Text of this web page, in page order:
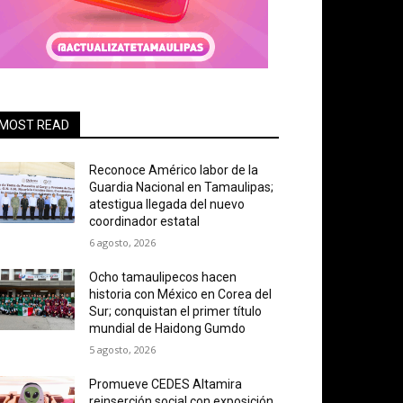
READ
Reconoce Américo labor de la
Guardia Nacional en Tamaulipas;
atestigua llegada del nuevo
coordinador estatal
6 agosto, 2026
Ocho tamaulipecos hacen
historia con México en Corea del
Sur; conquistan el primer título
mundial de Haidong Gumdo
5 agosto, 2026
Promueve CEDES Altamira